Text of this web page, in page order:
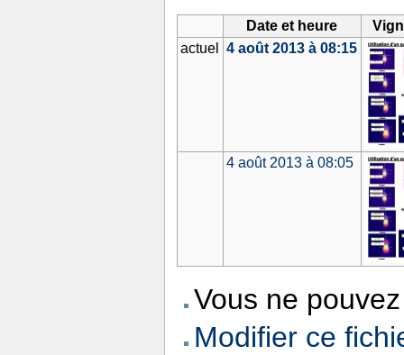
Date et heure
actuel
4 août 2013 à 08:15
4 août 2013 à 08:05
Vous ne
Modifier ce